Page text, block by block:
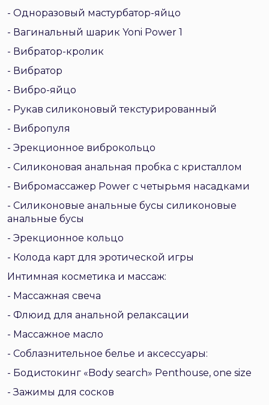
- Одноразовый мастурбатор-яйцо
- Вагинальный шарик Yoni Power 1
- Вибратор-кролик
- Вибратор
- Вибро-яйцо
- Рукав силиконовый текстурированный
- Вибропуля
- Эрекционное виброкольцо
- Силиконовая анальная пробка с кристаллом
- Вибромассажер Power с четырьмя насадками
- Силиконовые анальные бусы силиконовые
анальные бусы
- Эрекционное кольцо
- Колода карт для эротической игры
Интимная косметика и массаж:
- Массажная свеча
- Флюид для анальной релаксации
- Массажное масло
- Соблазнительное белье и аксессуары:
- Бодистокинг «Body search» Penthouse, one size
- Зажимы для сосков